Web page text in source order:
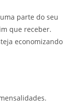
parte do seu
que receber.
economizando